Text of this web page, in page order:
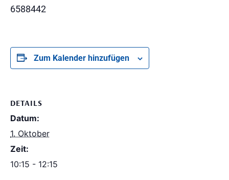
6588442
Zum Kalender hinzufügen
DETAILS
Datum:
1. Oktober
Zeit:
10:15 - 12:15